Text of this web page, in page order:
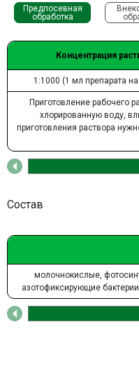
Предпосевная
обработка
Концентрация
1:1000 (1 мл препарата
Приготовление рабочего
хлорированную воду,
приготовления раствора
Состав
молочнокислые,
азотофиксирующие